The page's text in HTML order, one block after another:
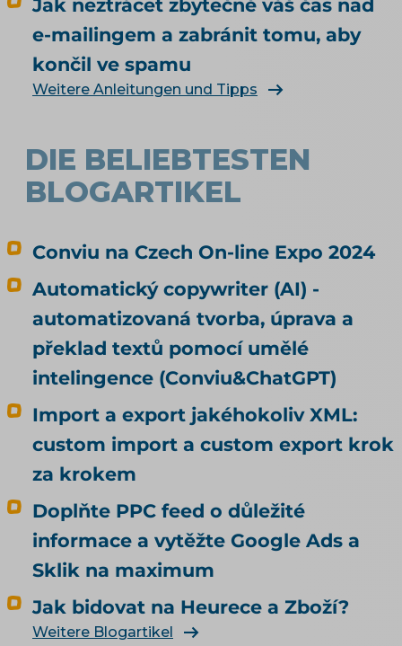
jiného, než měl? Jak vás má umělá inteligence
vůbec najít a doporučit, řeší téma SEO a UX pro
e-shop. Čím konkrétně naplnit produktová
data, rozebírá téma produktové feedy a
napojení e-shopu.
Jak neztrácet zbytečně váš čas nad
e-mailingem a zabránit tomu, aby
končil ve spamu
Weitere Anleitungen und Tipps
DIE BELIEBTESTEN
BLOGARTIKEL
Conviu na Czech On-line Expo 2024
Automatický copywriter (AI) -
automatizovaná tvorba, úprava a
překlad textů pomocí umělé
intelingence (Conviu&ChatGPT)
Import a export jakéhokoliv XML:
custom import a custom export krok
za krokem
Doplňte PPC feed o důležité
informace a vytěžte Google Ads a
Sklik na maximum
Jak bidovat na Heurece a Zboží?
Weitere Blogartikel